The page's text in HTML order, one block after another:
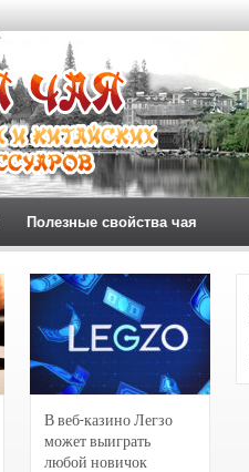
Полезные свойства чая
В веб-казино Легзо
может выиграть
любой новичок